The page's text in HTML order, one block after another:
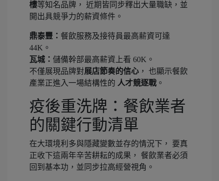
樓等知名品牌， 近期皆同步釋出大量職缺，並
開出具競爭力的薪資條件。
鼎泰豐： 餐飲服務及接待員最高薪資可達
44K。
瓦城： 儲備幹部最高薪資上看 60K。
不僅展現品牌對展店節奏的信心 ， 也顯示餐飲
產業正進入一場結構性的 人才競逐戰。
疫後重洗牌：餐飲業者
的關鍵行動清單
在大環境利多與隱藏變數並存的情況下， 要真
正收下這兩年辛苦耕耘的成果， 餐飲業者必須
回到基本功，並同步拉高經營視角。